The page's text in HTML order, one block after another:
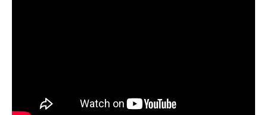
Wanda Sily
Wanda Sily
Wanda Sily
Wanda Sily